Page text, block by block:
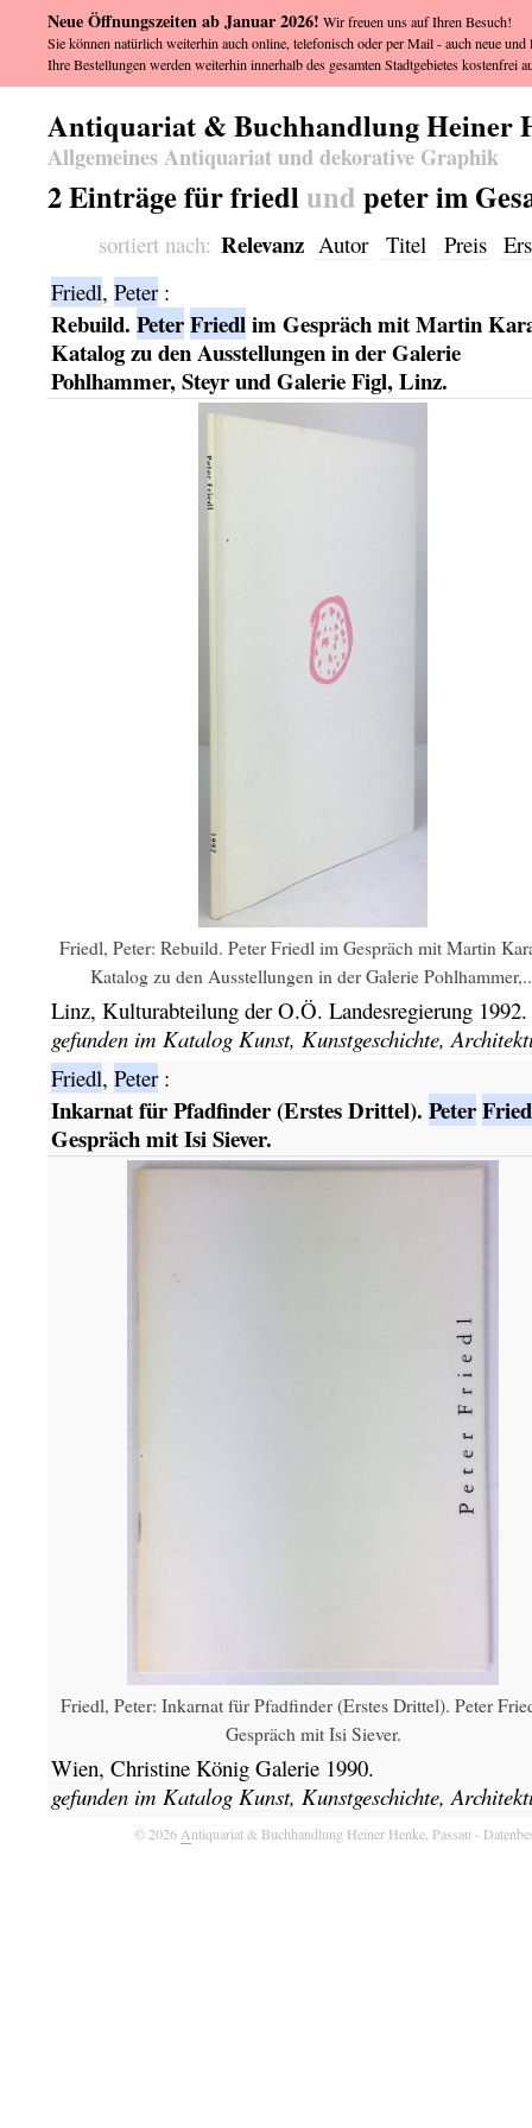
Antiquariat & Buchhandlung Heiner
Allgemeines Antiquariat und dekorative Graphik
2 Einträge für friedlund peter im
sortiert nach: Relevanz Autor Titel Preis
Friedl, Peter:
Rebuild. Peter Friedlim Gespräch mit Martin
Katalog zu den Ausstellungen in der Galerie
Pohlhammer, Steyr und Galerie Figl, Linz.
Friedl, Peter: Rebuild. Peter Friedl im Gespräch mit Martin
Katalog zu den Ausstellungen in der Galerie
Linz, Kulturabteilung der O.Ö. Landesregierung 1992.
gefunden im Katalog Kunst, Kunstgeschichte,
Friedl, Peter:
Inkarnat für Pfadfinder (Erstes Drittel). Peter
Gespräch mit Isi Siever.
Friedl, Peter: Inkarnat für Pfadfinder (Erstes Drittel). Peter
Gespräch mit Isi Siever.
Wien, Christine König Galerie 1990.
gefunden im Katalog Kunst, Kunstgeschichte,
© 2026 Antiquariat & Buchhandlung Heiner Henke, Passau -
Neue Öffnungszeiten ab Januar 2026! Wir freuen uns auf Ihren Besuch!
Sie können natürlich weiterhin auch online, telefonisch oder per Mail - auch neue
Ihre Bestellungen werden weiterhin innerhalb des gesamten Stadtgebietes kostenfrei